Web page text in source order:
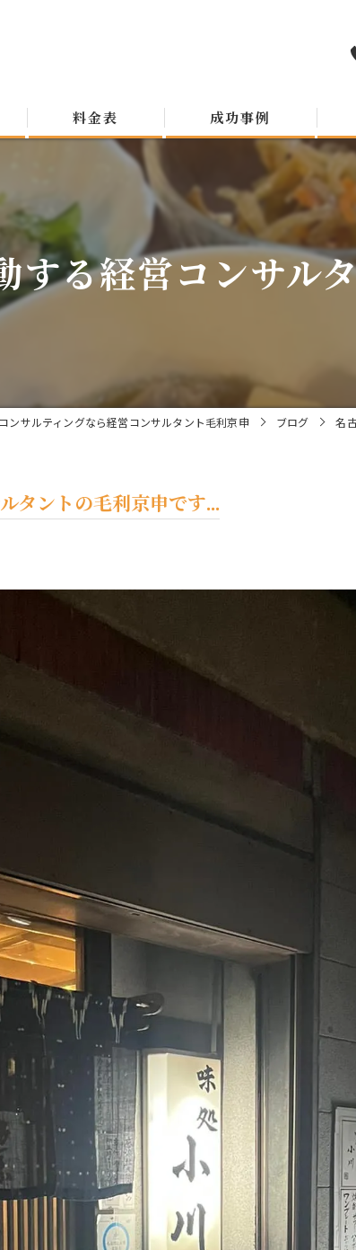
料金表 成功事例
する経営コンサル
ンサルティングなら経営コンサルタント毛利京申 ブログ 名
タントの毛利京申です...